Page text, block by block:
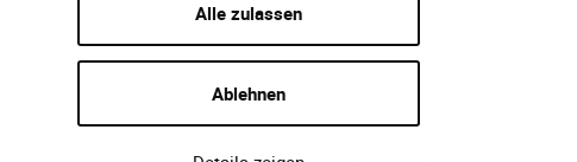
Alle zulassen
Ablehnen